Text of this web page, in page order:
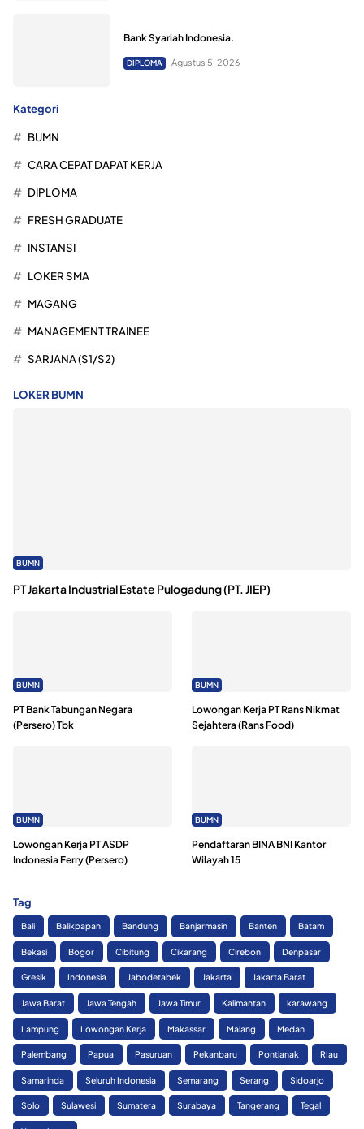
Bank Syariah Indonesia.
DIPLOMA Agustus 5, 2026
Kategori
BUMN
CARA CEPAT DAPAT KERJA
DIPLOMA
FRESH GRADUATE
INSTANSI
LOKER SMA
MAGANG
MANAGEMENT TRAINEE
SARJANA (S1/S2)
LOKER BUMN
BUMN
PT Jakarta Industrial Estate Pulogadung (PT. JIEP)
BUMN
PT Bank Tabungan Negara
(Persero) Tbk
BUMN
Lowongan Kerja PT Rans Nikmat
Sejahtera (Rans Food)
BUMN
Lowongan Kerja PT ASDP
Indonesia Ferry (Persero)
BUMN
Pendaftaran BINA BNI Kantor
Wilayah 15
Tag
Bali Balikpapan Bandung Banjarmasin Banten Batam
Bekasi Bogor Cibitung Cikarang Cirebon Denpasar
Gresik Indonesia Jabodetabek Jakarta Jakarta Barat
Jawa Barat Jawa Tengah Jawa Timur Kalimantan karawang
Lampung Lowongan Kerja Makassar Malang Medan
Palembang Papua Pasuruan Pekanbaru Pontianak RIau
Samarinda Seluruh Indonesia Semarang Serang Sidoarjo
Solo Sulawesi Sumatera Surabaya Tangerang Tegal